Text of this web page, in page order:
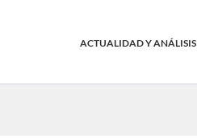
ACTUALIDAD Y ANÁLISIS